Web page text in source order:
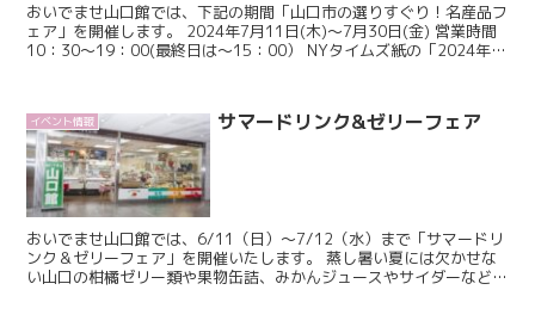
おいでませ山口館では、下記の期間「山口市の選りすぐり！名産品フ
ェア」を開催します。 2024年7月11日(木)～7月30日(金) 営業時間
10：30～19：00(最終日は～15：00） NYタイムズ紙の「2024年に
イベント情報 サマードリンク&ゼリーフェア
おいでませ山口館では、6/11（日）～7/12（水）まで「サマードリ
ンク＆ゼリーフェア」を開催いたします。 蒸し暑い夏には欠かせな
い山口の柑橘ゼリー類や果物缶詰、みかんジュースやサイダーなどを